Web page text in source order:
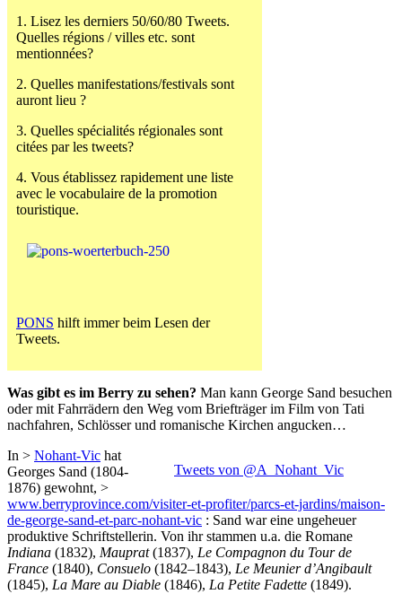
1. Lisez les derniers 50/60/80 Tweets.
Quelles régions / villes etc. sont
mentionnées?
2. Quelles manifestations/festivals sont
auront lieu ?
3. Quelles spécialités régionales sont
citées par les tweets?
4. Vous établissez rapidement une liste
avec le vocabulaire de la promotion
touristique.
PONS hilft immer beim Lesen der
Tweets.
Was gibt es im Berry zu sehen? Man kann George Sand besuchen
oder mit Fahrrädern den Weg vom Briefträger im Film von Tati
nachfahren, Schlösser und romanische Kirchen angucken…
Tweets von @A_Nohant_Vic
In > Nohant-Vic hat
Georges Sand (1804-
1876) gewohnt, >
www.berryprovince.com/visiter-et-profiter/parcs-et-jardins/maison-
de-george-sand-et-parc-nohant-vic : Sand war eine ungeheuer
produktive Schriftstellerin. Von ihr stammen u.a. die Romane
Indiana (1832), Mauprat(1837), Le Compagnon du Tour de
France (1840), Consuelo (1842–1843), Le Meunier d’Angibault
(1845), La Mare au Diable (1846), La Petite Fadette (1849).